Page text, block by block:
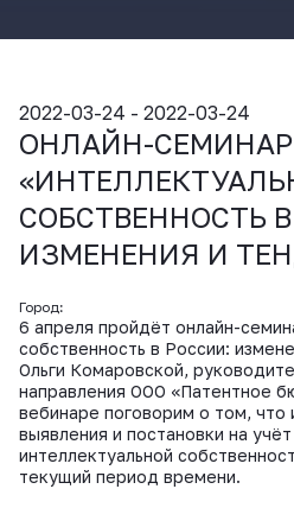
2022-03-24 - 2022-03-24
ОНЛАЙН-СЕМИНАР
СОБСТВЕННОСТЬ
ИЗМЕНЕНИЯ И
Город:
6 апреля пройдёт онлайн-
собственность в России:
Ольги Комаровской,
направления ООО «Патентное
вебинаре поговорим о том, что
выявления и постановки на
интеллектуальной
текущий период времени.